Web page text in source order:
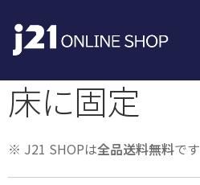
ナ
ビ
ー
シ
ン
コ
ン
ン
ツ
ス
床に固定
※ J21 SHOPは全品送料無料です